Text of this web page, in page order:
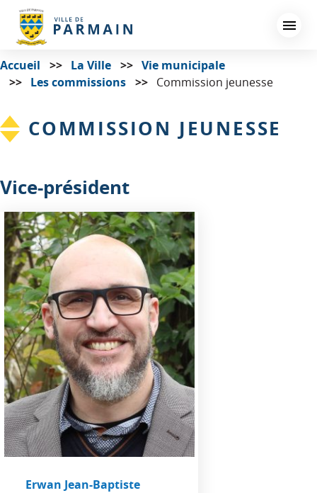
principal
Accueil La Ville
Vie municipale
Les commissions
Commission jeunesse
COMMISSION JEUNESSE
Vice-président
Erwan Jean-Baptiste